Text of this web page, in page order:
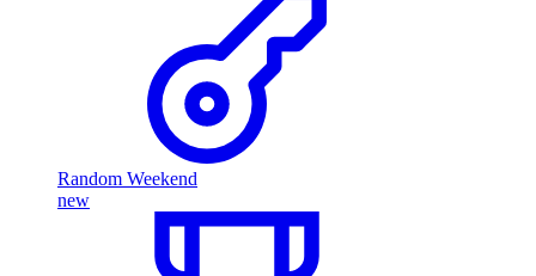
Random Weekend
new